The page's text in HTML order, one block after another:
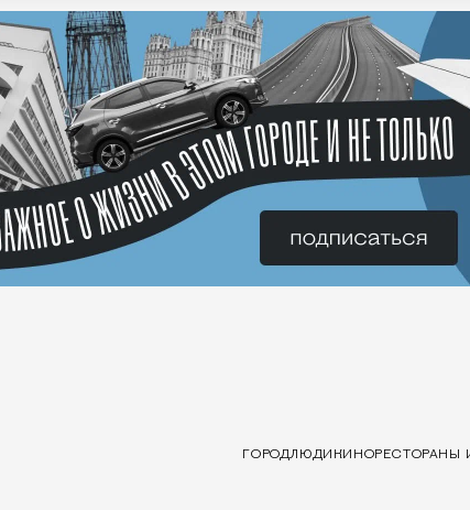
ГОРОДЛЮДИ КИНОРЕСТОРАНЫ